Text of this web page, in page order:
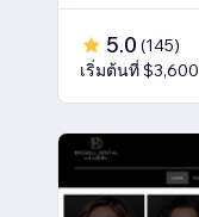
5.0 (145)
เริ่มต้นที่ $3,600